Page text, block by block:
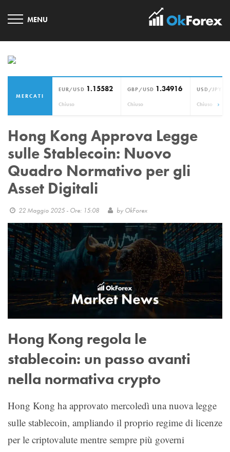
MERCATI
EUR/USD 1.15582
Chiuso
GBP/USD 1.34916
Chiuso
USD/JPY
Chiuso ›
Hong Kong Approva Legge
sulle Stablecoin: Nuovo
Quadro Normativo per gli
Asset Digitali
22 Maggio 2025 - Ore: 15:08 by OkForex
Hong Kong regola le
stablecoin: un passo avanti
nella normativa crypto
Hong Kong ha approvato mercoledì una nuova legge
sulle stablecoin, ampliando il proprio regime di licenze
per le criptovalute mentre sempre più governi